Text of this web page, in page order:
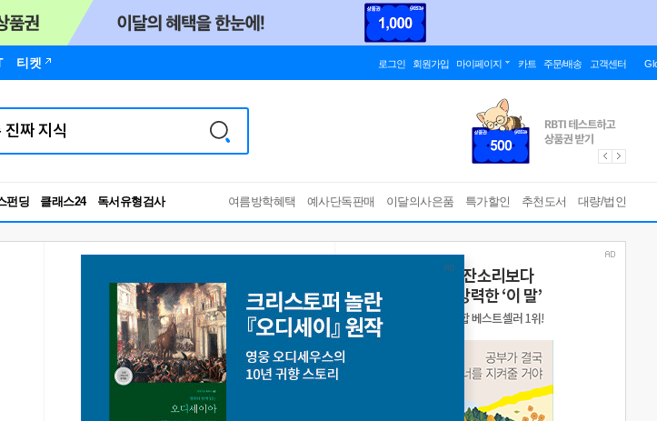
티켓 로그인 회원가입 마이페이지 카트 주문/배송 고객센터
펀딩 클래스24
RBTI Lab
독서유형검사
여름방학혜택 예사단독판매 이달의사은품 특가할인 추천도서 대량/법인